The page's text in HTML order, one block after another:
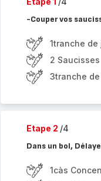
-Couper vos
1tranche de
2 Saucisses
3tranche
Etape 2 /4
Dans un bol,
1càs